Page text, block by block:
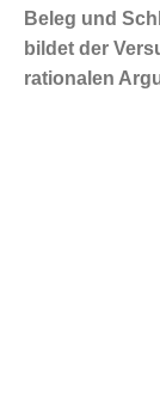
Beleg und
bildet der
rationalen